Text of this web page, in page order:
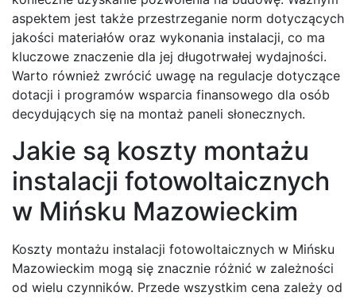
aspektem jest także przestrzeganie norm dotyczących
jakości materiałów oraz wykonania instalacji, co ma
kluczowe znaczenie dla jej długotrwałej wydajności.
Warto również zwrócić uwagę na regulacje dotyczące
dotacji i programów wsparcia finansowego dla osób
decydujących się na montaż paneli słonecznych.
Jakie są koszty montażu
instalacji fotowoltaicznych
w Mińsku Mazowieckim
Koszty montażu instalacji fotowoltaicznych w Mińsku
Mazowieckim mogą się znacznie różnić w zależności
od wielu czynników. Przede wszystkim cena zależy od